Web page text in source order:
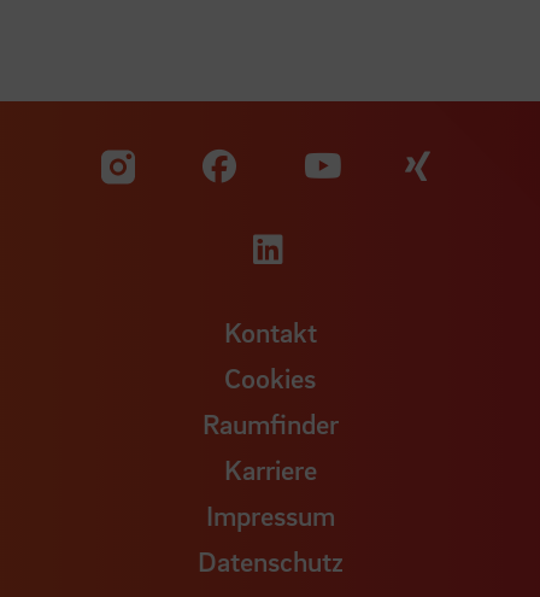
Zu unserer Facebook
Zu
Zu unserer
Kontakt
Cookies
Raumfinder
Karriere
Impressum
Datenschutz